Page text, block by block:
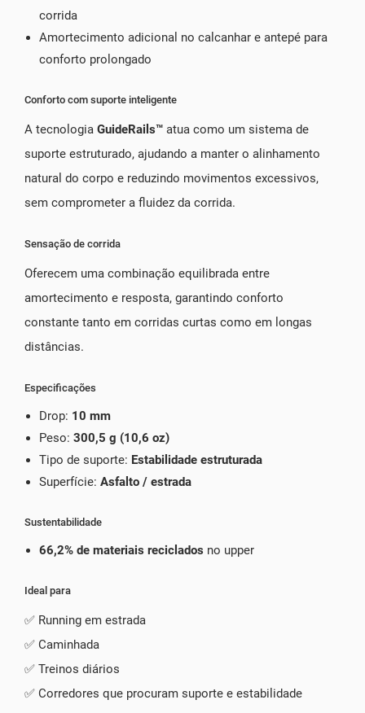
corrida
Amortecimento adicional no calcanhar e antepé para
conforto prolongado
Conforto com suporte inteligente
A tecnologia GuideRails™ atua como um sistema de
suporte estruturado, ajudando a manter o alinhamento
natural do corpo e reduzindo movimentos excessivos,
sem comprometer a fluidez da corrida.
Sensação de corrida
Oferecem uma combinação equilibrada entre
amortecimento e resposta, garantindo conforto
constante tanto em corridas curtas como em longas
distâncias.
Especificações
Drop: 10 mm
Peso: 300,5 g (10,6 oz)
Tipo de suporte: Estabilidade estruturada
Superfície: Asfalto / estrada
Sustentabilidade
66,2% de materiais reciclados no upper
Ideal para
✅ Running em estrada
✅ Caminhada
✅ Treinos diários
✅ Corredores que procuram suporte e estabilidade